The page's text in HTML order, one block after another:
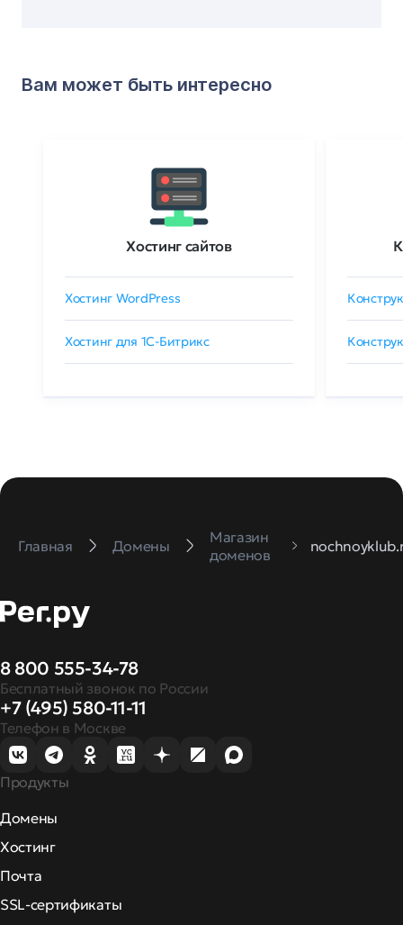
Вам может быть интересно
Хостинг сайтов
Хостинг WordPress
Хостинг для 1C-Битрикс
Главная Домены
Магазин
доменов
8 800 555-34-78
Бесплатный звонок по России
+7 (495) 580-11-11
Телефон в Москве
Продукты
Домены
Хостинг
Почта
SSL-сертификаты